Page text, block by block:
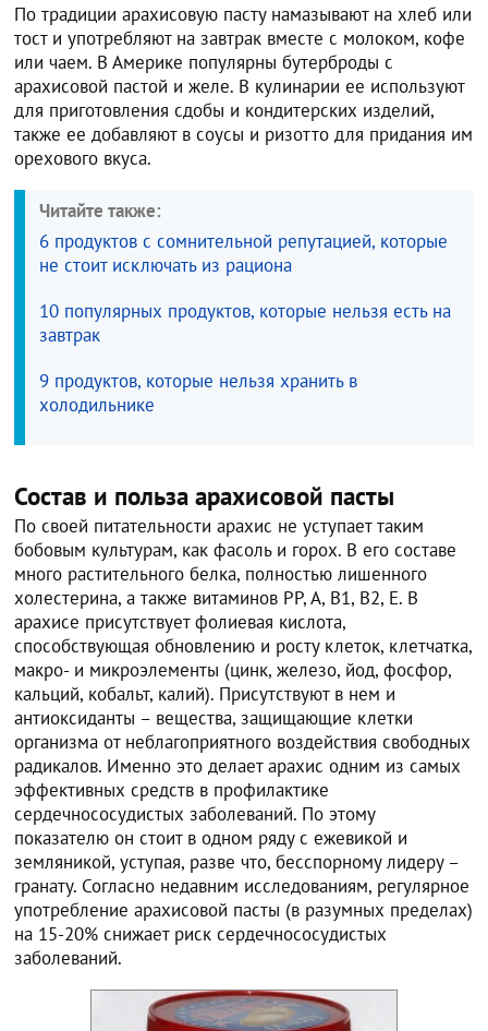
По традиции арахисовую пасту намазывают на хлеб или
тост и употребляют на завтрак вместе с молоком, кофе
или чаем. В Америке популярны бутерброды с
арахисовой пастой и желе. В кулинарии ее используют
для приготовления сдобы и кондитерских изделий,
также ее добавляют в соусы и ризотто для придания им
орехового вкуса.
Читайте также:
6 продуктов с сомнительной репутацией, которые
не стоит исключать из рациона
10 популярных продуктов, которые нельзя есть на
завтрак
9 продуктов, которые нельзя хранить в
холодильнике
Состав и польза арахисовой пасты
По своей питательности арахис не уступает таким
бобовым культурам, как фасоль и горох. В его составе
много растительного белка, полностью лишенного
холестерина, а также витаминов РР, А, В1, В2, Е. В
арахисе присутствует фолиевая кислота,
способствующая обновлению и росту клеток, клетчатка,
макро- и микроэлементы (цинк, железо, йод, фосфор,
кальций, кобальт, калий). Присутствуют в нем и
антиоксиданты – вещества, защищающие клетки
организма от неблагоприятного воздействия свободных
радикалов. Именно это делает арахис одним из самых
эффективных средств в профилактике
сердечнососудистых заболеваний. По этому
показателю он стоит в одном ряду с ежевикой и
земляникой, уступая, разве что, бесспорному лидеру –
гранату. Согласно недавним исследованиям, регулярное
употребление арахисовой пасты (в разумных пределах)
на 15-20% снижает риск сердечнососудистых
заболеваний.